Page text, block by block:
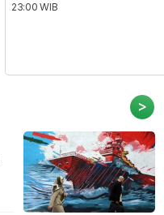
23:00 WIB
>